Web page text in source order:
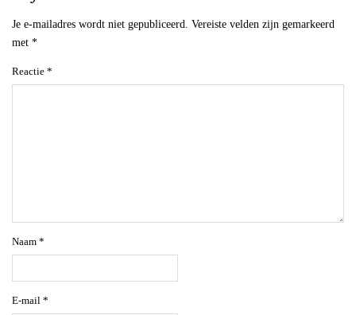
Je e-mailadres wordt niet gepubliceerd. Vereiste velden zijn gemarkeerd
met *
Reactie *
Naam *
E-mail *